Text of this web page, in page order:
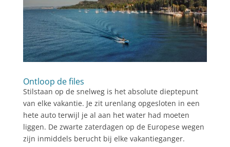
Ontloop de files
Stilstaan op de snelweg is het absolute dieptepunt
van elke vakantie. Je zit urenlang opgesloten in een
hete auto terwijl je al aan het water had moeten
liggen. De zwarte zaterdagen op de Europese wegen
zijn inmiddels berucht bij elke vakantieganger.